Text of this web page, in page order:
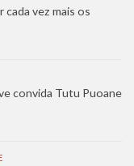
cada vez mais os
convida Tutu Puoane